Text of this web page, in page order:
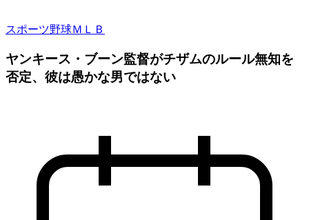
スポーツ野球ＭＬＢ
ヤンキース・ブーン監督がチザムのルール無知を
否定、彼は愚かな男ではない